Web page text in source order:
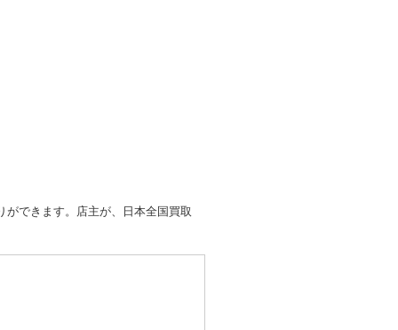
できます。店主が、日本全国買取